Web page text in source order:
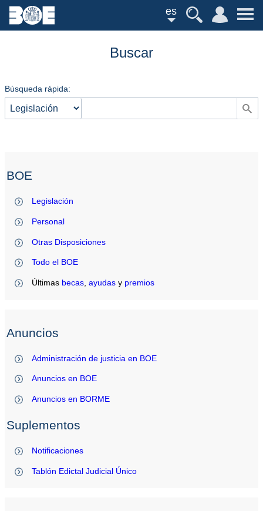
es
Buscar
Búsqueda rápida:
BOE
Legislación
Personal
Otras Disposiciones
Todo el BOE
Últimas becas ,ayudas y premios
Anuncios
Administración de justicia en BOE
Anuncios en BOE
Anuncios en BORME
Suplementos
Notificaciones
Tablón Edictal Judicial Único